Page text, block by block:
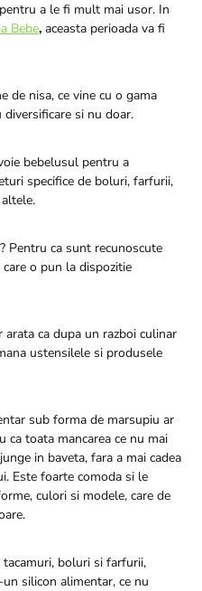
a le fi mult mai usor. In
Bebe, aceasta perioada va fi
de nisa, ce vine cu o gama
si nu doar.
bebelusul pentru a
specifice de boluri, farfurii,
Pentru ca sunt recunoscute
o pun la dispozitie
arata ca dupa un razboi culinar
ustensilele si produsele
sub forma de marsupiu ar
ca toata mancarea ce nu mai
in baveta, fara a mai cadea
Este foarte comoda si le
culori si modele, care de
boluri si farfurii,
silicon alimentar, ce nu